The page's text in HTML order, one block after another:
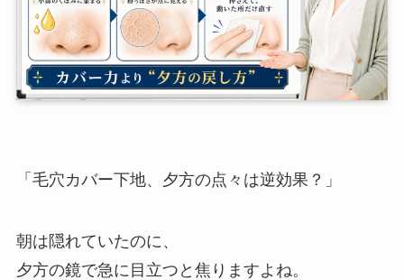
「毛穴カバー下地、夕方の点々は逆効果？」
朝は隠れていたのに、
夕方の鏡で急に目立つと焦りますよね。